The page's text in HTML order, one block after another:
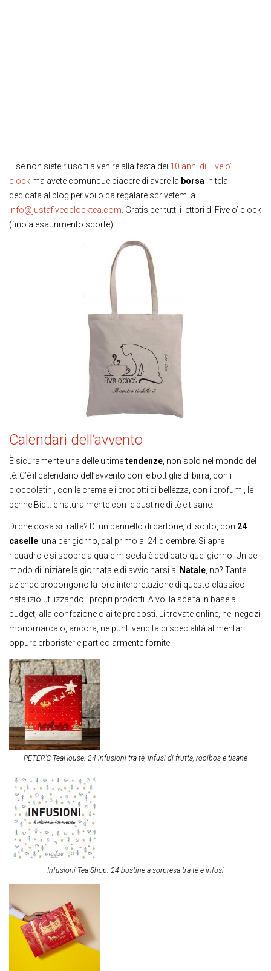
E se non siete riusciti a venire alla festa dei 10 anni di Five o’
clock ma avete comunque piacere di avere la borsa in tela
dedicata al blog per voi o da regalare scrivetemi a
info@justafiveoclocktea.com . Gratis per tutti i lettori di Five o’ clock
(fino a esaurimento scorte).
Calendari dell’avvento
È sicuramente una delle ultimetendenze, non solo nel mondo del
tè. C’è il calendario dell’avvento con le bottiglie di birra, con i
cioccolatini, con le creme e i prodotti di bellezza, con i profumi, le
penne Bic… e naturalmente con le bustine di tè e tisane.
Di che cosa si tratta? Di un pannello di cartone, di solito, con 24
caselle, una per giorno, dal primo al 24 dicembre. Si apre il
riquadro e si scopre a quale miscela è dedicato quel giorno. Un bel
modo di iniziare la giornata e di avvicinarsi al
Natale, no? Tante
aziende propongono la loro interpretazione di questo classico
natalizio utilizzando i propri prodotti. A voi la scelta in base al
budget, alla confezione o ai tè proposti. Li trovate online, nei negozi
monomarca o, ancora, ne punti vendita di specialità alimentari
oppure erboristerie particolarmente fornite.
PETER’S TeaHouse: 24 infusioni tra tè, infusi di frutta, rooibos e tisane
Infusioni Tea Shop: 24 bustine a sorpresa tra tè e infusi